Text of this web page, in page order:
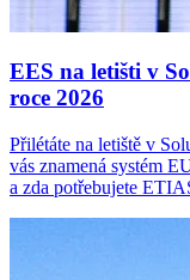
EES na letišti v
roce 2026
Přilétáte na letiště v
vás znamená systém
a zda potřebujete